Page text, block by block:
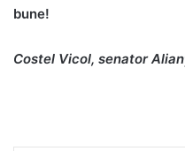
bune!
Costel Vicol, senator